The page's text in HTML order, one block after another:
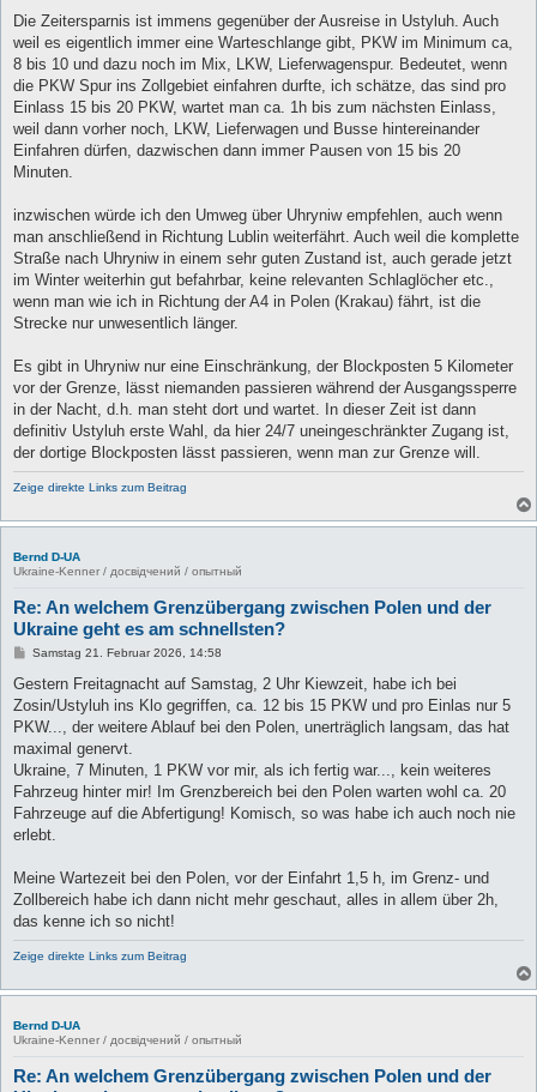
Die Zeitersparnis ist immens gegenüber der Ausreise in Ustyluh. Auch
weil es eigentlich immer eine Warteschlange gibt, PKW im Minimum ca,
8 bis 10 und dazu noch im Mix, LKW, Lieferwagenspur. Bedeutet, wenn
die PKW Spur ins Zollgebiet einfahren durfte, ich schätze, das sind pro
Einlass 15 bis 20 PKW, wartet man ca. 1h bis zum nächsten Einlass,
weil dann vorher noch, LKW, Lieferwagen und Busse hintereinander
Einfahren dürfen, dazwischen dann immer Pausen von 15 bis 20
Minuten.
inzwischen würde ich den Umweg über Uhryniw empfehlen, auch wenn
man anschließend in Richtung Lublin weiterfährt. Auch weil die komplette
Straße nach Uhryniw in einem sehr guten Zustand ist, auch gerade jetzt
im Winter weiterhin gut befahrbar, keine relevanten Schlaglöcher etc.,
wenn man wie ich in Richtung der A4 in Polen (Krakau) fährt, ist die
Strecke nur unwesentlich länger.
Es gibt in Uhryniw nur eine Einschränkung, der Blockposten 5 Kilometer
vor der Grenze, lässt niemanden passieren während der Ausgangssperre
in der Nacht, d.h. man steht dort und wartet. In dieser Zeit ist dann
definitiv Ustyluh erste Wahl, da hier 24/7 uneingeschränkter Zugang ist,
der dortige Blockposten lässt passieren, wenn man zur Grenze will.
Zeige direkte Links zum Beitrag
Bernd D-UA
Ukraine-Kenner / досвідчений / опытный
Re: An welchem Grenzübergang zwischen Polen und der
Ukraine geht es am schnellsten?
B
i
r
a
Samstag 21. Februar 2026, 14:58
Gestern Freitagnacht auf Samstag, 2 Uhr Kiewzeit, habe ich bei
Zosin/Ustyluh ins Klo gegriffen, ca. 12 bis 15 PKW und pro Einlas nur 5
PKW..., der weitere Ablauf bei den Polen, unerträglich langsam, das hat
maximal genervt.
Ukraine, 7 Minuten, 1 PKW vor mir, als ich fertig war..., kein weiteres
Fahrzeug hinter mir! Im Grenzbereich bei den Polen warten wohl ca. 20
Fahrzeuge auf die Abfertigung! Komisch, so was habe ich auch noch nie
erlebt.
Meine Wartezeit bei den Polen, vor der Einfahrt 1,5 h, im Grenz- und
Zollbereich habe ich dann nicht mehr geschaut, alles in allem über 2h,
das kenne ich so nicht!
Zeige direkte Links zum Beitrag
Bernd D-UA
Ukraine-Kenner / досвідчений / опытный
Re: An welchem Grenzübergang zwischen Polen und der